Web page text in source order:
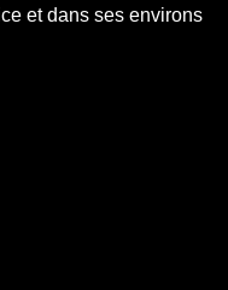
et dans ses environs